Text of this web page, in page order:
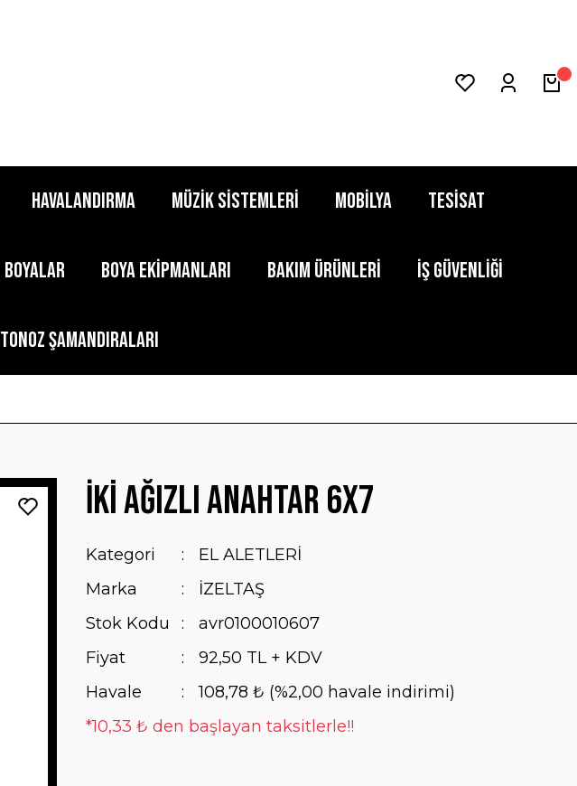
HAVALANDIRMA MÜZİK SİSTEMLERİ MOBİLYA TESİSAT
BOYALAR BOYA EKİPMANLARI BAKIM ÜRÜNLERİ İŞ GÜVENLİĞİ
TONOZ ŞAMANDIRALARI
İki Ağızlı Anahtar 6x7
Kategori
EL ALETLERİ
Marka
İZELTAŞ
Stok Kodu
avr0100010607
Fiyat
92,50 TL + KDV
Havale
108,78 ₺ (%2,00 havale indirimi)
*10,33 ₺ den başlayan taksitlerle!!